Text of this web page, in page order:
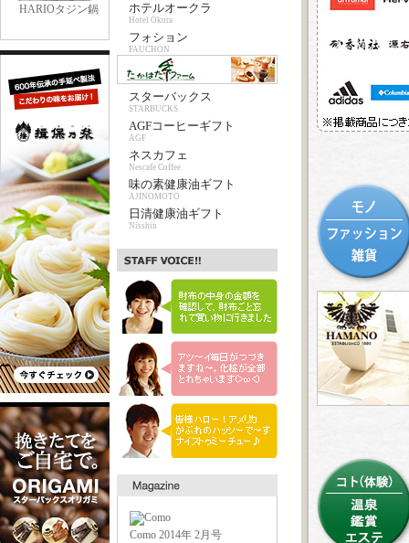
HARIOタジン鍋 ホテルオークラ
Hotel Okura
フォション
FAUCHON
スターバックス
STARBUCKS
AGFコーヒーギフト
AGF
ネスカフェ
Nescafe Coffee
味の素健康油ギフト
AJINOMOTO
日清健康油ギフト
Nisshin
Como 2014年 2月号